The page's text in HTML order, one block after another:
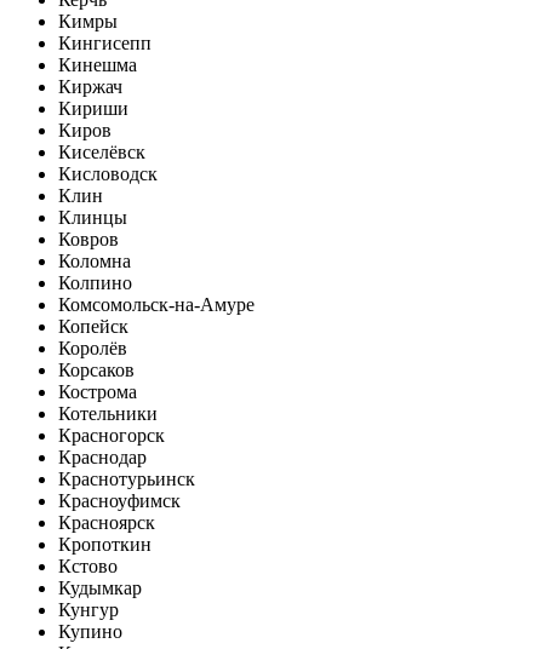
Кимры
Кингисепп
Кинешма
Киржач
Кириши
Киров
Киселёвск
Кисловодск
Клин
Клинцы
Ковров
Коломна
Колпино
Комсомольск-на-Амуре
Копейск
Королёв
Корсаков
Кострома
Котельники
Красногорск
Краснодар
Краснотурьинск
Красноуфимск
Красноярск
Кропоткин
Кстово
Кудымкар
Кунгур
Купино